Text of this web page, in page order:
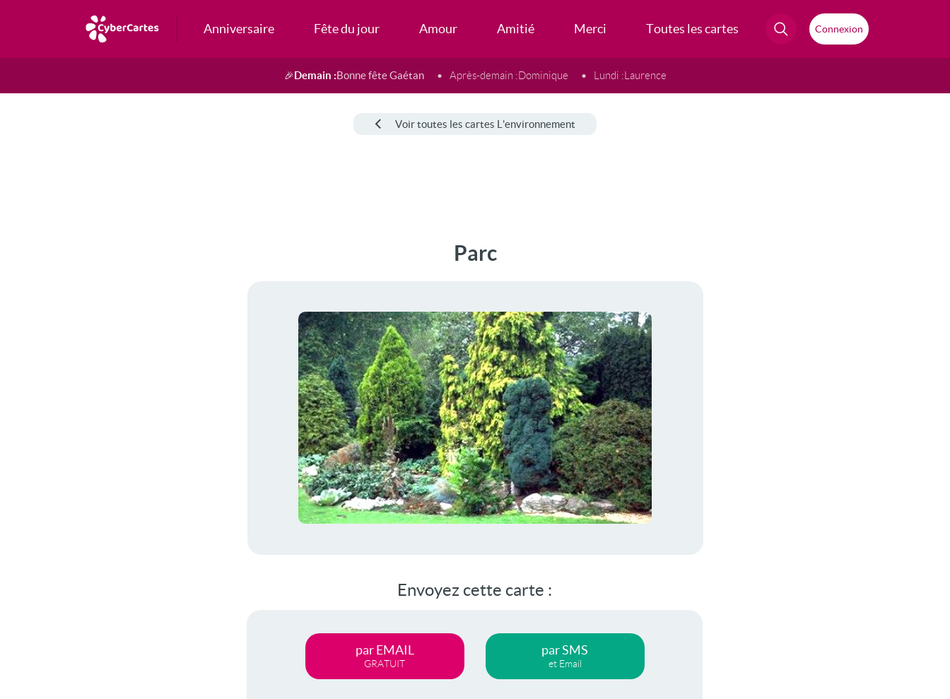
Anniversaire Fête du jour Amour Amitié Merci Toutes les cartes Connexion
🎉Demain :Bonne fête Gaétan Après-demain :Dominique Lundi :Laurence
Voir toutes les cartes L'environnement
Parc
Envoyez cette carte :
par EMAIL
GRATUIT
par SMS
et Email